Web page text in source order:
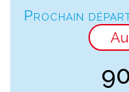
Prochain